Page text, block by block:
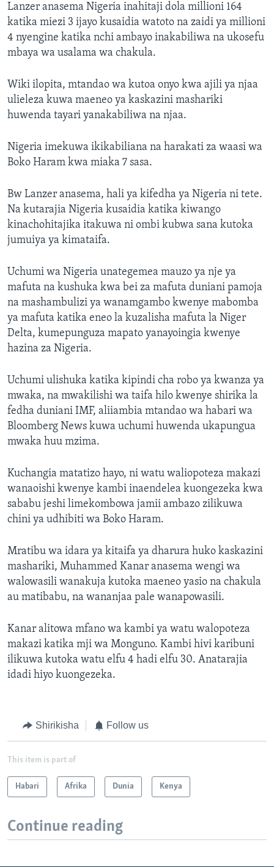
Lanzer anasema Nigeria inahitaji dola millioni 164
katika miezi 3 ijayo kusaidia watoto na zaidi ya millioni
4 nyengine katika nchi ambayo inakabiliwa na ukosefu
mbaya wa usalama wa chakula.
Wiki ilopita, mtandao wa kutoa onyo kwa ajili ya njaa
ulieleza kuwa maeneo ya kaskazini mashariki
huwenda tayari yanakabiliwa na njaa.
Nigeria imekuwa ikikabiliana na harakati za waasi wa
Boko Haram kwa miaka 7 sasa.
Bw Lanzer anasema, hali ya kifedha ya Nigeria ni tete.
Na kutarajia Nigeria kusaidia katika kiwango
kinachohitajika itakuwa ni ombi kubwa sana kutoka
jumuiya ya kimataifa.
Uchumi wa Nigeria unategemea mauzo ya nje ya
mafuta na kushuka kwa bei za mafuta duniani pamoja
na mashambulizi ya wanamgambo kwenye mabomba
ya mafuta katika eneo la kuzalisha mafuta la Niger
Delta, kumepunguza mapato yanayoingia kwenye
hazina za Nigeria.
Uchumi ulishuka katika kipindi cha robo ya kwanza ya
mwaka, na mwakilishi wa taifa hilo kwenye shirika la
fedha duniani IMF, aliiambia mtandao wa habari wa
Bloomberg News kuwa uchumi huwenda ukapungua
mwaka huu mzima.
Kuchangia matatizo hayo, ni watu waliopoteza makazi
wanaoishi kwenye kambi inaendelea kuongezeka kwa
sababu jeshi limekombowa jamii ambazo zilikuwa
chini ya udhibiti wa Boko Haram.
Mratibu wa idara ya kitaifa ya dharura huko kaskazini
mashariki, Muhammed Kanar anasema wengi wa
walowasili wanakuja kutoka maeneo yasio na chakula
au matibabu, na wananjaa pale wanapowasili.
Kanar alitowa mfano wa kambi ya watu walopoteza
makazi katika mji wa Monguno. Kambi hivi karibuni
ilikuwa kutoka watu elfu 4 hadi elfu 30. Anatarajia
idadi hiyo kuongezeka.
Shirikisha Follow us
This item is part of
Habari Afrika Dunia Kenya
Continue reading